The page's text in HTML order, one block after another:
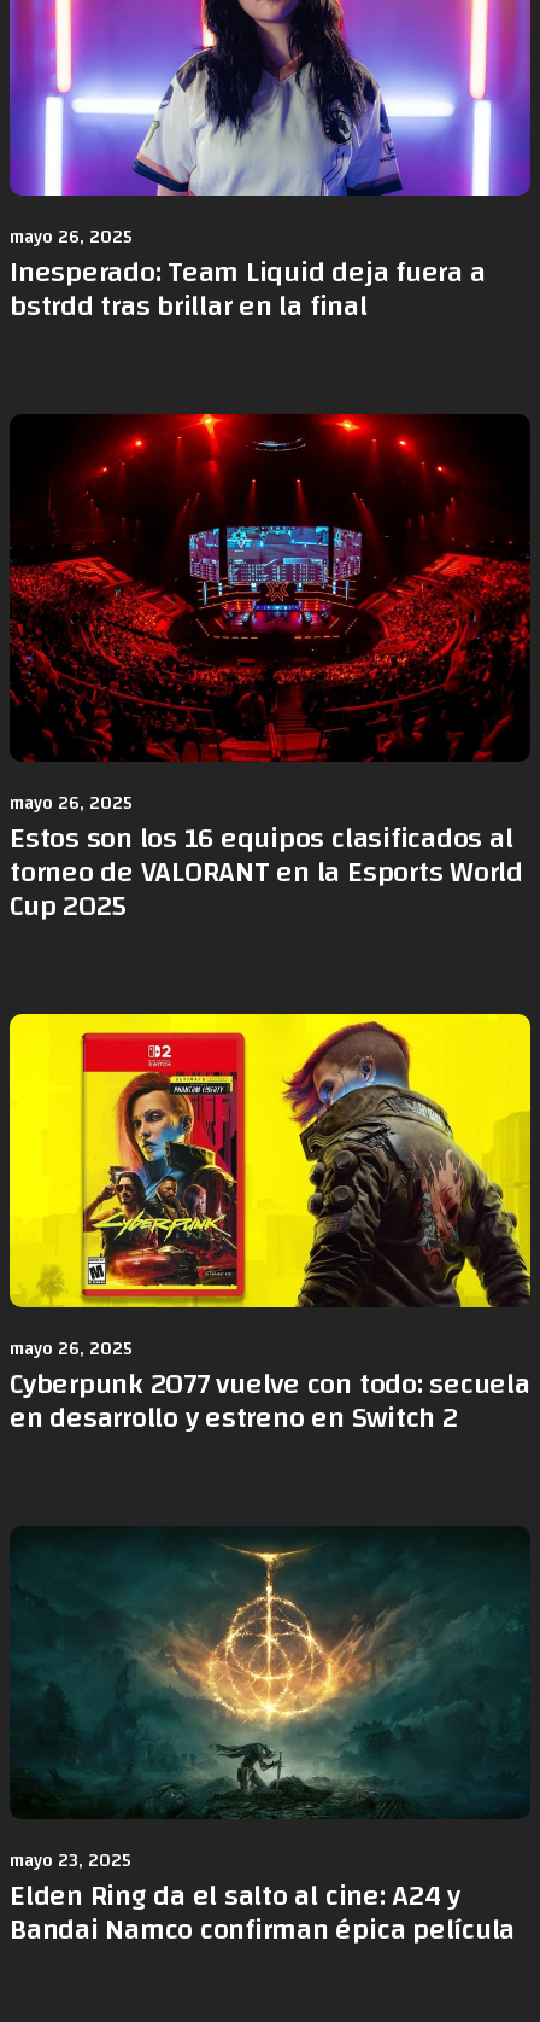
mayo 26, 2025
Inesperado: Team Liquid deja fuera a
bstrdd tras brillar en la final
mayo 26, 2025
Estos son los 16 equipos clasificados al
torneo de VALORANT en la Esports World
Cup 2025
mayo 26, 2025
Cyberpunk 2077 vuelve con todo: secuela
en desarrollo y estreno en Switch 2
mayo 23, 2025
Elden Ring da el salto al cine: A24 y
Bandai Namco confirman épica película